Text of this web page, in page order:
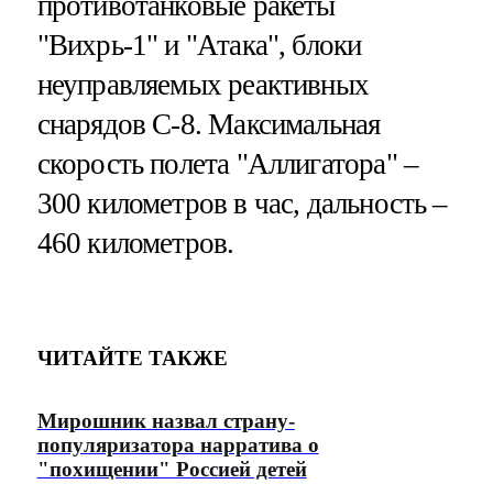
"Вихрь-1" и "Атака", блоки
неуправляемых реактивных
снарядов С-8. Максимальная
скорость полета "Аллигатора" –
300 километров в час, дальность –
460 километров.
ЧИТАЙТЕ ТАКЖЕ
Мирошник назвал страну-
популяризатора нарратива о
"похищении" Россией детей